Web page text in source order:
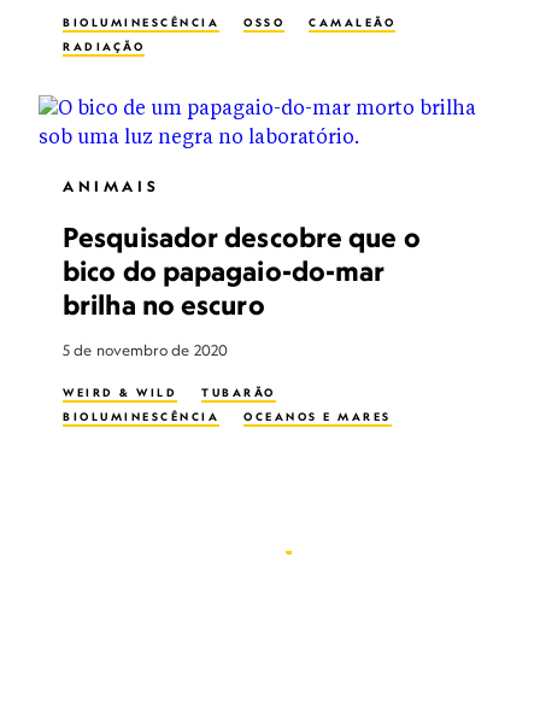
BIOLUMINESCÊNCIA OSSO
CAMALEÃO
RADIAÇÃO
ANIMAIS
Pesquisador descobre que o
bico do papagaio-do-mar
brilha no escuro
5 de novembro de 2020
WEIRD & WILD
TUBARÃO
BIOLUMINESCÊNCIA
OCEANOS E MARES